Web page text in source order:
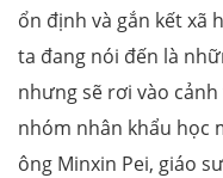
ổn định và gắn kết xã
ta đang nói đến là
nhưng sẽ rơi vào
nhóm nhân khẩu học
ông Minxin Pei, giáo